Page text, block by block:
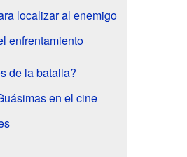
localizar al enemigo
enfrentamiento
de la batalla?
en el cine